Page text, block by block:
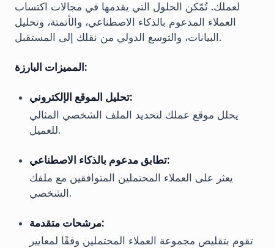
لعملك. تُمّكن الحلول التي يقدمها في مجالات اكتساب
العملاء المدعوم بالذكاء الاصطناعي، والأتمتة، وتحليل
البيانات، والتوسع الدولي من نقلك إلى المستقبل.
المميزات البارزة:
تحليل الموقع الإلكتروني:
يحلل موقع عملك لتحديد الملف الشخصي المثالي
للعميل.
تطابق مدعوم بالذكاء الاصطناعي:
يعثر على العملاء المحتملين المتوافقين مع ملفك
الشخصي.
مرشحات متقدمة:
تقوم بتقليص مجموعة العملاء المحتملين وفقًا لمعايير